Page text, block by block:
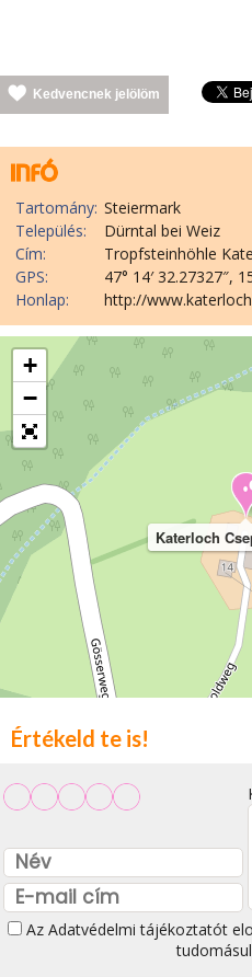
Kedvencnek jelölöm
Tartomány: Steiermark
Település:
Dürntal bei Weiz
Cím:
Tropfsteinhöhle
GPS:
47° 14′ 32.27327″,
Honlap:
http://
Katerloch
+
−
Értékeld te is!
Az Adatvédelmi tájékoztatót